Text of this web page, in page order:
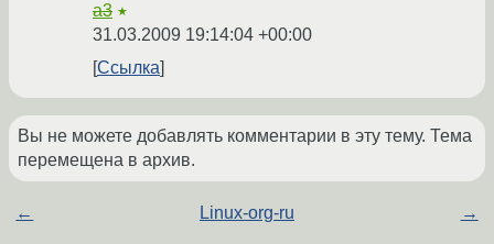
a3 ★
31.03.2009 19:14:04 +00:00
Ссылка
Вы не можете добавлять комментарии в эту тему. Тема
перемещена в архив.
← Linux-org-ru →